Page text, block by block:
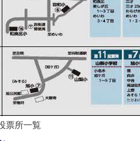
票所一覧